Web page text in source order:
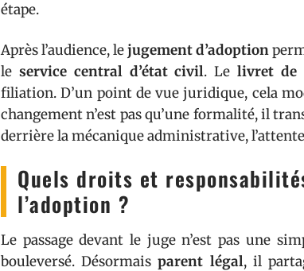
étape.
Après l’audience, lejugement d’adoption
le service central d’état civil. Lelivret de
filiation. D’un point de vue juridique, cela
changement n’est pas qu’une formalité, il
derrière la mécanique administrative,
Quels droits et
l’adoption ?
Le passage devant le juge n’est pas une
bouleversé. Désormaisparent légal, il